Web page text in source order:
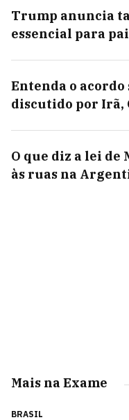
Trump anuncia
essencial para
Entenda o
discutido por Irã,
O que diz a lei
às ruas na
Mais na Exame
BRASIL